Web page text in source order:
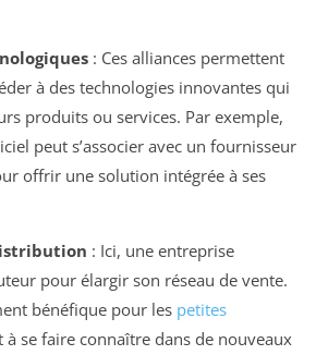
: Ces alliances permettent
à des technologies innovantes qui
produits ou services. Par exemple,
peut s’associer avec un fournisseur
offrir une solution intégrée à ses
: Ici, une entreprise
pour élargir son réseau de vente.
bénéfique pour les petites
à se faire connaître dans de nouveaux